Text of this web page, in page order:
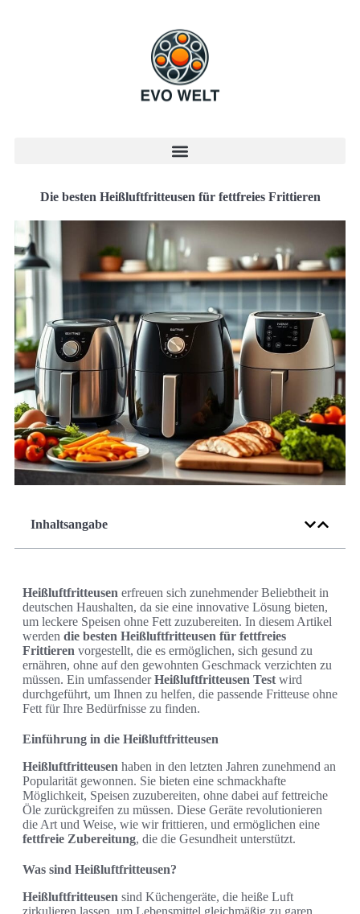
Die besten Heißluftfritteusen für fettfreies Frittieren
Inhaltsangabe
Heißluftfritteusen erfreuen sich zunehmender Beliebtheit in
deutschen Haushalten, da sie eine innovative Lösung bieten,
um leckere Speisen ohne Fett zuzubereiten. In diesem Artikel
werden die besten Heißluftfritteusen für fettfreies
Frittieren vorgestellt, die es ermöglichen, sich gesund zu
ernähren, ohne auf den gewohnten Geschmack verzichten zu
müssen. Ein umfassenderHeißluftfritteusen Test wird
durchgeführt, um Ihnen zu helfen, die passende Fritteuse ohne
Fett für Ihre Bedürfnisse zu finden.
Einführung in die Heißluftfritteusen
Heißluftfritteusen haben in den letzten Jahren zunehmend an
Popularität gewonnen. Sie bieten eine schmackhafte
Möglichkeit, Speisen zuzubereiten, ohne dabei auf fettreiche
Öle zurückgreifen zu müssen. Diese Geräte revolutionieren
die Art und Weise, wie wir frittieren, und ermöglichen eine
fettfreie Zubereitung, die die Gesundheit unterstützt.
Was sind Heißluftfritteusen?
Heißluftfritteusen sind Küchengeräte, die heiße Luft